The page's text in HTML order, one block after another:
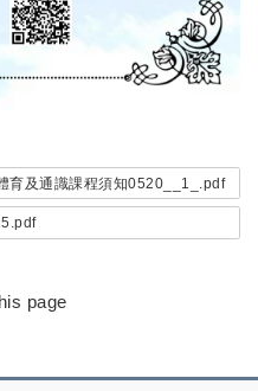
育及通識課程須知0520__1_.pdf
page